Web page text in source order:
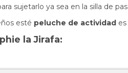
sujetarlo ya sea en la silla de
esté peluche de actividad
la Jirafa: